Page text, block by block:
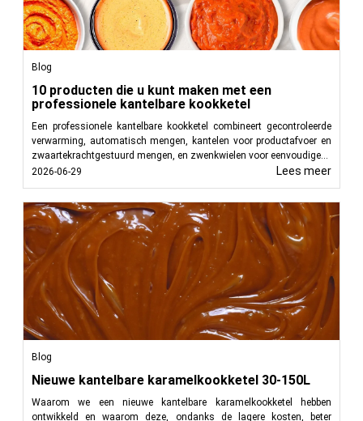
Blog
10 producten die u kunt maken met een
professionele kantelbare kookketel
Een professionele kantelbare kookketel combineert gecontroleerde
verwarming, automatisch mengen, kantelen voor productafvoer en
zwaartekrachtgestuurd mengen, en zwenkwielen voor eenvoudige...
2026-06-29
Lees meer
Blog
Nieuwe kantelbare karamelkookketel 30-150L
Waarom we een nieuwe kantelbare karamelkookketel hebben
ontwikkeld en waarom deze, ondanks de lagere kosten, beter